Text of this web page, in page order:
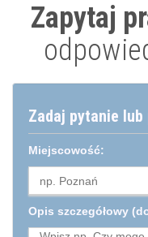
Zapytaj
Zadaj pytanie lub
Miejscowość:
Opis szczegółowy